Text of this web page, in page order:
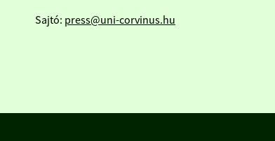
Sajtó: press@uni-corvinus.hu